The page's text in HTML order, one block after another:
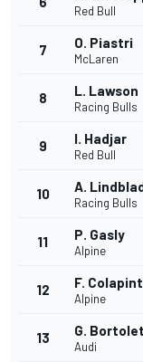
Red Bull
7 O. Piastri
McLaren
8 L. Lawson
Racing Bulls
9 I. Hadjar
Red Bull
10 A.
Racing Bulls
11 P. Gasly
Alpine
12 F.
Alpine
13 G.
Audi